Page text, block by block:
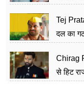
Tej
दल का
Chirag
से हिट